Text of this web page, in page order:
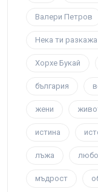
Валери Петров
Нека ти разкажа
Хорхе Букай
българия
жени
истина
лъжа
мъдрост